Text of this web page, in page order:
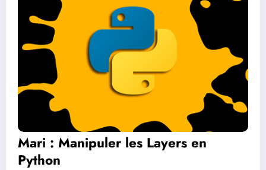
Mari : Manipuler les Layers en
Python